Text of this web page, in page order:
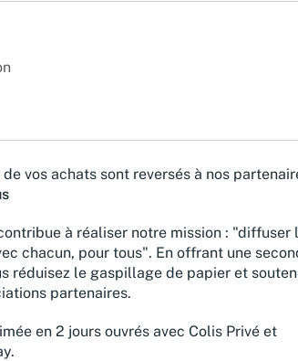
de vos achats sont reversés à nos
à réaliser notre mission : "diffuser
chacun, pour tous". En offrant une
réduisez le gaspillage de papier et
partenaires.
en 2 jours ouvrés avec Colis Privé et